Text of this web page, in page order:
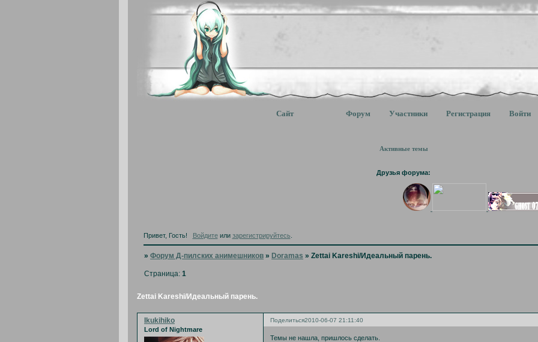
Сайт Форум Участники Регистрация Войти
Активные темы
Друзья форума:
Привет, Гость! Войдитеили зарегистрируйтесь
»Форум Д-пилских анимешников » Doramas »Zettai Kareshi/Идеальный парень.
Zettai Kareshi/Идеальный парень.
Страница:1
Поделиться2010-06-07 21:11:40
Ikukihiko
Lord of Nightmare
Темы не нашла, пришлось сделать.